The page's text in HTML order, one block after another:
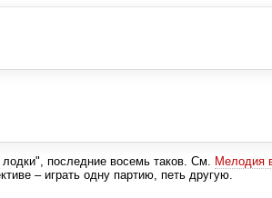
последние восемь таков. См. Мелодия
– играть одну партию, петь другую.